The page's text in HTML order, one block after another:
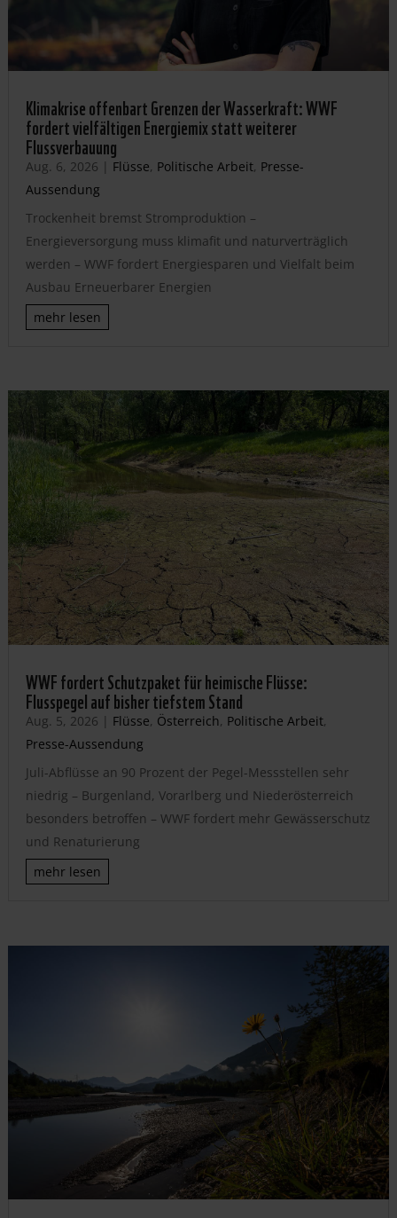
Klimakrise offenbart Grenzen der Wasserkraft: WWF
fordert vielfältigen Energiemix statt weiterer
Flussverbauung
Aug. 6, 2026 | Flüsse, Politische Arbeit, Presse-
Aussendung
Trockenheit bremst Stromproduktion –
Energieversorgung muss klimafit und naturverträglich
werden – WWF fordert Energiesparen und Vielfalt beim
Ausbau Erneuerbarer Energien
mehr lesen
WWF fordert Schutzpaket für heimische Flüsse:
Flusspegel auf bisher tiefstem Stand
Aug. 5, 2026 | Flüsse, Österreich, Politische Arbeit,
Presse-Aussendung
Juli-Abflüsse an 90 Prozent der Pegel-Messstellen sehr
niedrig – Burgenland, Vorarlberg und Niederösterreich
besonders betroffen – WWF fordert mehr Gewässerschutz
und Renaturierung
mehr lesen